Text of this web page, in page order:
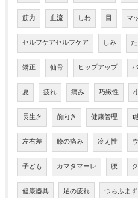
筋力 血流 しわ 目 マ
セルフケアセルフケア しみ
矯正 仙骨 ヒップアップ
夏 疲れ 痛み 巧緻性
長生き 前向き 健康管理 1
左右差 膝の痛み 冷え性
子ども カマタマーレ 腰
健康器具 足の疲れ つちふまず